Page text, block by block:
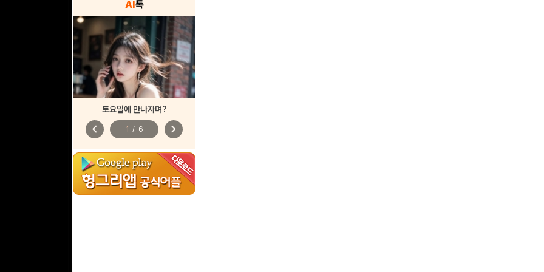
AI톡
토요일에 만나자며?
chevron_left 1 / 6 chevron_right